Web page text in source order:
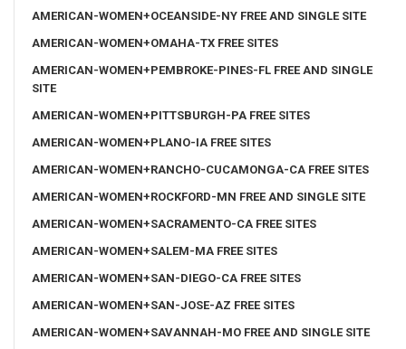
AMERICAN-WOMEN+OCEANSIDE-NY FREE AND SINGLE SITE
AMERICAN-WOMEN+OMAHA-TX FREE SITES
AMERICAN-WOMEN+PEMBROKE-PINES-FL FREE AND SINGLE
SITE
AMERICAN-WOMEN+PITTSBURGH-PA FREE SITES
AMERICAN-WOMEN+PLANO-IA FREE SITES
AMERICAN-WOMEN+RANCHO-CUCAMONGA-CA FREE SITES
AMERICAN-WOMEN+ROCKFORD-MN FREE AND SINGLE SITE
AMERICAN-WOMEN+SACRAMENTO-CA FREE SITES
AMERICAN-WOMEN+SALEM-MA FREE SITES
AMERICAN-WOMEN+SAN-DIEGO-CA FREE SITES
AMERICAN-WOMEN+SAN-JOSE-AZ FREE SITES
AMERICAN-WOMEN+SAVANNAH-MO FREE AND SINGLE SITE